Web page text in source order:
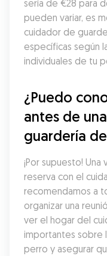
sería de €28 para
pueden variar, es
cuidador de
específicas según
individuales de tu
¿Puedo
antes de
guardería
¡Por supuesto!
reserva con el
recomendamos a
organizar una
ver el hogar del
importantes sobre
perro y asegurar